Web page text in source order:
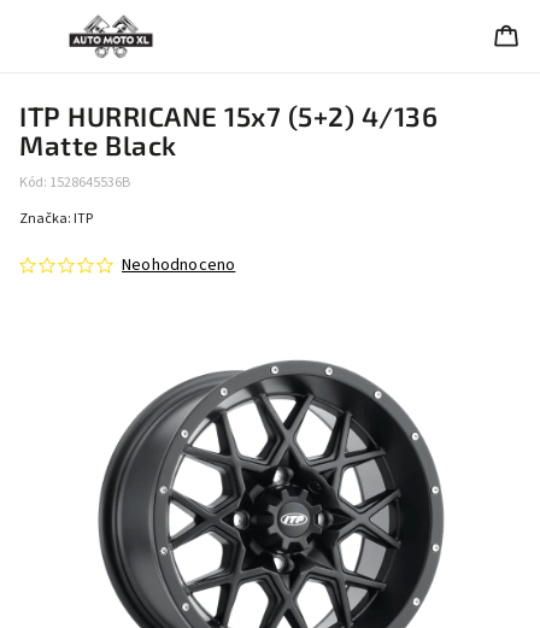
ITP HURRICANE 15x7 (5+2) 4/136
Matte Black
Kód: 1528645536B
Neohodnoceno
Značka: ITP